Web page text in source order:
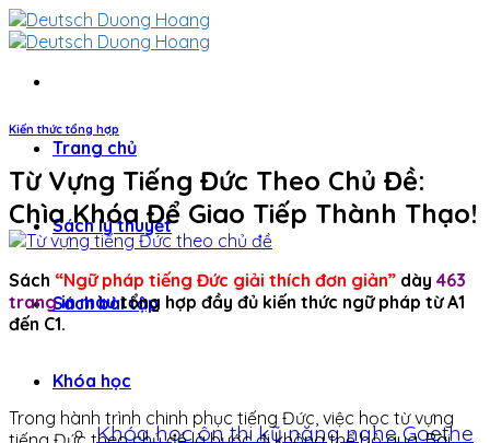
Skip
to
Trang chủ
Sách lý thuyết
Sách bài tập
Khóa học
Khóa học ôn thi kỹ năng nghe Goethe
Kiến thức tổng hợp
Từ Vựng Tiếng Đức Theo Chủ Đề:
Chìa Khóa Để Giao Tiếp Thành Thạo!
Sách “Ngữ pháp tiếng Đức giải thích đơn giản” dày 463
trang in màutổng hợp đầy đủ kiến thức ngữ pháp từ A1
đến C1.
Trong hành trình chinh phục tiếng Đức, việc học từ vựng